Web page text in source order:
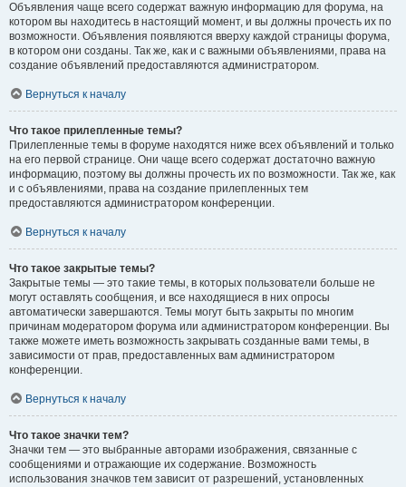
Объявления чаще всего содержат важную информацию для форума, на
котором вы находитесь в настоящий момент, и вы должны прочесть их по
возможности. Объявления появляются вверху каждой страницы форума,
в котором они созданы. Так же, как и с важными объявлениями, права на
создание объявлений предоставляются администратором.
Вернуться к началу
Что такое прилепленные темы?
Прилепленные темы в форуме находятся ниже всех объявлений и только
на его первой странице. Они чаще всего содержат достаточно важную
информацию, поэтому вы должны прочесть их по возможности. Так же, как
и с объявлениями, права на создание прилепленных тем
предоставляются администратором конференции.
Вернуться к началу
Что такое закрытые темы?
Закрытые темы — это такие темы, в которых пользователи больше не
могут оставлять сообщения, и все находящиеся в них опросы
автоматически завершаются. Темы могут быть закрыты по многим
причинам модератором форума или администратором конференции. Вы
также можете иметь возможность закрывать созданные вами темы, в
зависимости от прав, предоставленных вам администратором
конференции.
Вернуться к началу
Что такое значки тем?
Значки тем — это выбранные авторами изображения, связанные с
сообщениями и отражающие их содержание. Возможность
использования значков тем зависит от разрешений, установленных